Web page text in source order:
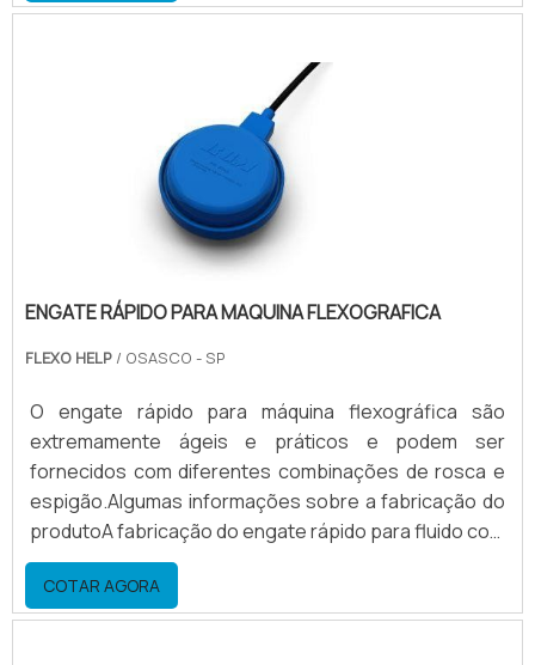
dosagem ajustável das bombas, feitas através do
utilizado para aplicações industriais das mais
diversas.Bombas dosadora.
ENGATE RÁPIDO PARA MAQUINA FLEXOGRAFICA
FLEXO HELP / OSASCO - SP
O engate rápido para máquina flexográfica são
extremamente ágeis e práticos e podem ser
fornecidos com diferentes combinações de rosca e
espigão.Algumas informações sobre a fabricação do
produtoA fabricação do engate rápido para fluido com
fecho lateral tipo mola é exclusiva, sendo que o
material para construção pode ser: Aço; Alumínio;
Inox; Entre outros.Alguns modelos de engate rápido, é
COTAR AGORA